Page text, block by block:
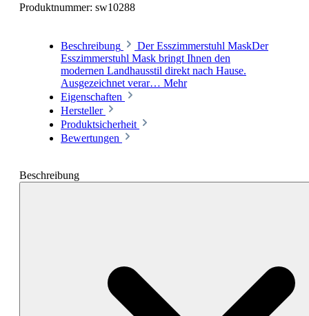
Produktnummer: sw10288
Beschreibung
Der Esszimmerstuhl MaskDer
Esszimmerstuhl Mask bringt Ihnen den
modernen Landhausstil direkt nach Hause.
Ausgezeichnet verar… Mehr
Eigenschaften
Hersteller
Produktsicherheit
Bewertungen
Beschreibung